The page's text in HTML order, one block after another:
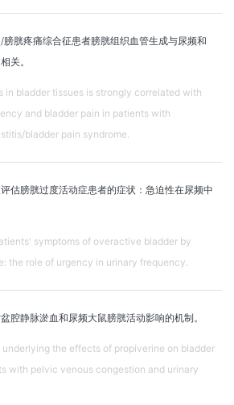
膀胱疼痛综合征患者膀胱组织血管生成与尿频和
关。
in bladder tissues is strongly correlated with
and bladder pain in patients with
bladder pain syndrome.
估膀胱过度活动症患者的症状：急迫性在尿频中
symptoms of overactive bladder by
the role of urgency in urinary frequency.
腔静脉淤血和尿频大鼠膀胱活动影响的机制。
underlying the effects of propiverine on bladder
with pelvic venous congestion and urinary